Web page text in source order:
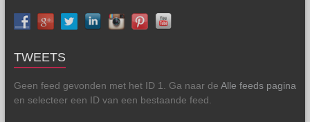
TWEETS
Geen feed gevonden met het ID 1. Ga naar de Alle feeds pagina
en selecteer een ID van een bestaande feed.